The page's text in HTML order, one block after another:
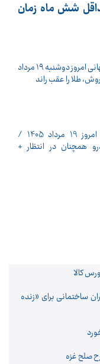
شش ماه زمان
قیمت طلای جهانی امروز دوشنبه ۱۹ مرداد
قیمت خودرو امروز 19 مرداد 1405 /
همچنان در انتظار +
ساختمانی برای «زنده
صلح غزه